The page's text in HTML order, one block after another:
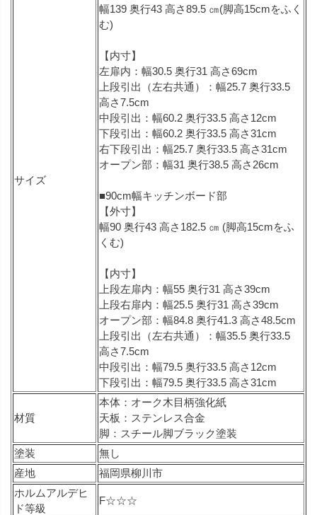
サイズ
幅139 奥行43 高さ89.5 ㎝(脚高15cmをふく
む)
【内寸】
左扉内：幅30.5 奥行31 高さ69cm
上段引出（左右共通）：幅25.7 奥行33.5
高さ7.5cm
中段引出：幅60.2 奥行33.5 高さ12cm
下段引出：幅60.2 奥行33.5 高さ31cm
右下段引出：幅25.7 奥行33.5 高さ31cm
オープン部：幅31 奥行38.5 高さ26cm
■90cm幅キッチンボード部
【外寸】
幅90 奥行43 高さ182.5 ㎝ (脚高15cmをふ
くむ)
【内寸】
上段左扉内：幅55 奥行31 高さ39cm
上段右扉内：幅25.5 奥行31 高さ39cm
オープン部：幅84.8 奥行41.3 高さ48.5cm
上段引出（左右共通）：幅35.5 奥行33.5
高さ7.5cm
中段引出：幅79.5 奥行33.5 高さ12cm
下段引出：幅79.5 奥行33.5 高さ31cm
材質
本体：オーク木目柄強化紙
天板：ステンレス合金
脚：スチール脚ブラック塗装
塗装
無し
産地
福岡県柳川市
ホルムアルデヒ
ド等級
F☆☆☆